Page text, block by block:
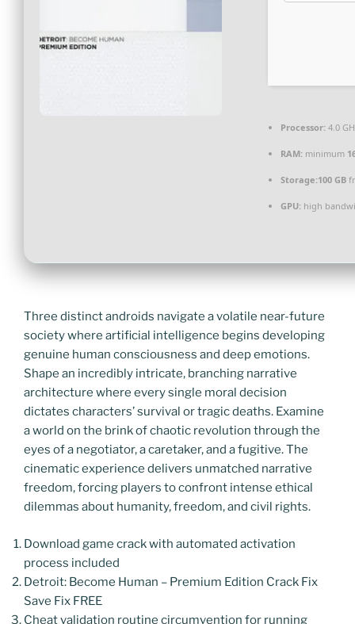
Processor: 4.0
RAM: minimum
Storage:100 GB
GPU: high
Three distinct androids navigate a volatile near-future
society where artificial intelligence begins developing
genuine human consciousness and deep emotions.
Shape an incredibly intricate, branching narrative
architecture where every single moral decision
dictates characters’ survival or tragic deaths. Examine
a world on the brink of chaotic revolution through the
eyes of a negotiator, a caretaker, and a fugitive. The
cinematic experience delivers unmatched narrative
freedom, forcing players to confront intense ethical
dilemmas about humanity, freedom, and civil rights.
Download game crack with automated activation
process included
Detroit: Become Human – Premium Edition Crack Fix
Save Fix FREE
Cheat validation routine circumvention for running